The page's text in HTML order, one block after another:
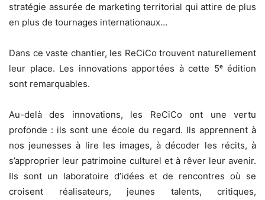
stratégie assurée de marketing territorial qui attire de plus
en plus de tournages internationaux…
Dans ce vaste chantier, les ReCiCo trouvent naturellement
leur place. Les innovations apportées à cette 5ᵉ édition
sont remarquables.
Au-delà des innovations, les ReCiCo ont une vertu
profonde : ils sont une école du regard. Ils apprennent à
nos jeunesses à lire les images, à décoder les récits, à
s’approprier leur patrimoine culturel et à rêver leur avenir.
Ils sont un laboratoire d’idées et de rencontres où se
croisent réalisateurs, jeunes talents, critiques,